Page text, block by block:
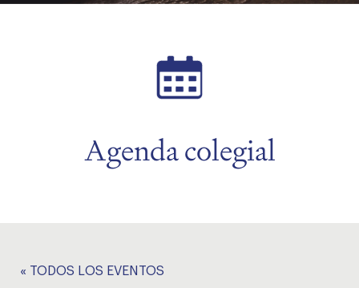
Agenda colegial
« TODOS LOS EVENTOS